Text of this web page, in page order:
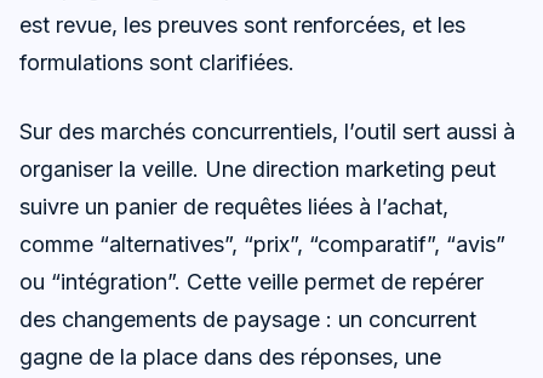
est revue, les preuves sont renforcées, et les
formulations sont clarifiées.
Sur des marchés concurrentiels, l’outil sert aussi à
organiser la veille. Une direction marketing peut
suivre un panier de requêtes liées à l’achat,
comme “alternatives”, “prix”, “comparatif”, “avis”
ou “intégration”. Cette veille permet de repérer
des changements de paysage : un concurrent
gagne de la place dans des réponses, une